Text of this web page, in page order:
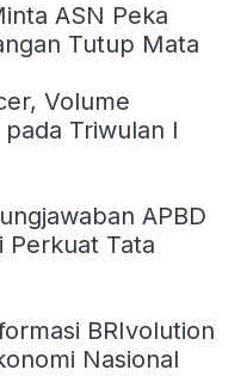
ASN Peka
Tutup Mata
Volume
Triwulan I
APBD
Perkuat Tata
BRIvolution
Nasional